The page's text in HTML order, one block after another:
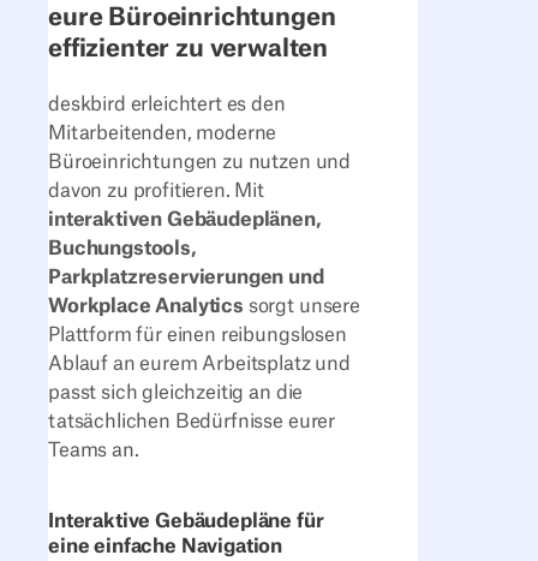
eure Büroeinrichtungen
effizienter zu verwalten
deskbird erleichtert es den
Mitarbeitenden, moderne
Büroeinrichtungen zu nutzen und
davon zu profitieren. Mit
interaktiven Gebäudeplänen,
Buchungstools,
Parkplatzreservierungen und
Workplace Analytics sorgt unsere
Plattform für einen reibungslosen
Ablauf an eurem Arbeitsplatz und
passt sich gleichzeitig an die
tatsächlichen Bedürfnisse eurer
Teams an.
Interaktive Gebäudepläne für
eine einfache Navigation